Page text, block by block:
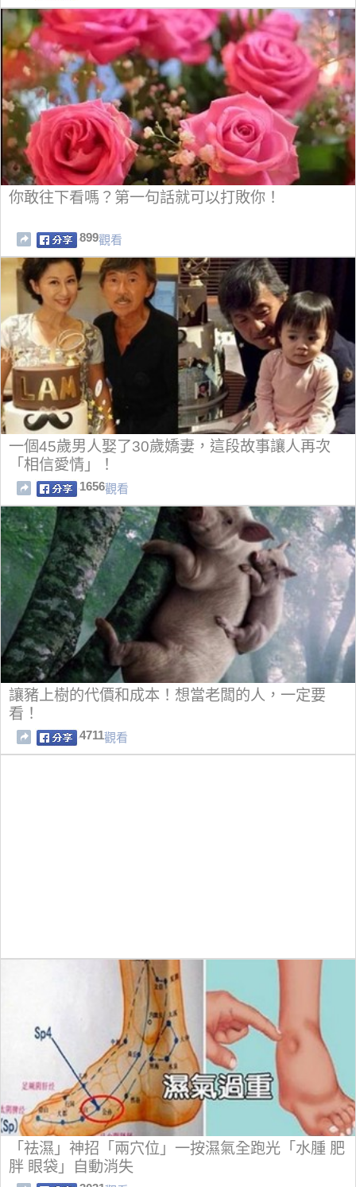
你敢往下看嗎？第一句話就可以打敗你！
899觀看
一個45歲男人娶了30歲嬌妻，這段故事讓人再次
「相信愛情」！
1656觀看
讓豬上樹的代價和成本！想當老闆的人，一定要
看！
4711觀看
「祛濕」神招「兩穴位」一按濕氣全跑光「水腫 肥
胖 眼袋」自動消失